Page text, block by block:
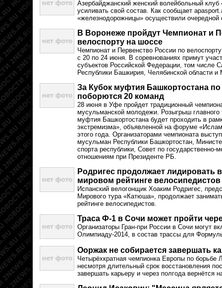
Азербайджанский женский волейбольный
усиливать свой состав. Как сообщает
«железнодорожницы» осуществили
В Воронеже пройдут Чемпионат и
велоспорту на шоссе
Чемпионат и Первенство России по
с 20 по 24 июня. В соревнованиях примут
субъектов Российской Федерации, том числе
Республики Башкирия, Челябинской области и
За Кубок муфтия Башкортостана
поборются 20 команд
28 июня в Уфе пройдет традиционный
мусульманской молодежи. Розыгрыш главного
муфтия Башкортостана будет проходить в
экстремизма», объявленной на форуме
этого года. Организаторами чемпионата
мусульман Республики Башкортостан,
спорта республики, Совет по
отношениям при Президенте РБ.
Родригес продолжает лидировать
мировом рейтинге велосипедистов
Испанский велогонщик Хоаким Родригес,
Мирового тура «Катюша», продолжает
рейтинге велосипедистов.
Траса Ф-1 в Сочи может пройти
Организаторы Гран-при России в Сочи могут
Олимпиаду-2014, в состав трассы для
Ооржак не собирается завершать
Четырёхкратная чемпионка Европы по борьбе
несмотря длительный срок восстановления
завершать карьеру и через полгода вернётся